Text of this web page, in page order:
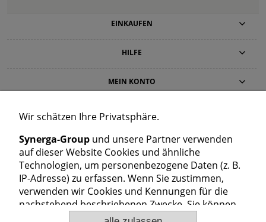
EINKAUFEN
HILFE
MEIN KONTO
INFORMATION
KONTAKT
Synerga Polska Sp. z o.o.
Dolna 59, 98-160 Sędziejowice, Polen
+48 725 777 559
+48 724 999 949
cs@synerga-group.de
Kundenservice: Mo–Fr 8:00–16:00
Wir schätzen Ihre Privatsphäre.
Synerga-Group und unsere Partner verwenden
auf dieser Website Cookies und ähnliche
Technologien, um personenbezogene Daten (z. B.
IP-Adresse) zu erfassen. Wenn Sie zustimmen,
verwenden wir Cookies und Kennungen für die
nachstehend beschriebenen Zwecke. Sie können
„alle zulassen“ oder „nur notwendige zulassen“